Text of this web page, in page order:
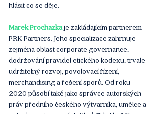
hlásit co se děje.
Marek Procházka je zakládajícím partnerem
PRK Partners. Jeho specializace zahrnuje
zejména oblast corporate governance,
dodržování pravidel etického kodexu, trvale
udržitelný rozvoj, povolovací řízení,
merchandising a řešení sporů. Od roku
2020 působí také jako správce autorských
práv předního českého výtvarníka, umělce a